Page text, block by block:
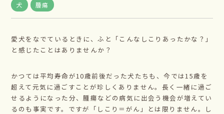
犬
腫瘍
愛犬をなでているときに、ふと「こんなしこりあったかな？」
と感じたことはありませんか？
かつては平均寿命が10歳前後だった犬たちも、今では15歳を
超えて元気に過ごすことが珍しくありません。長く一緒に過ご
せるようになった分、腫瘍などの病気に出会う機会が増えてい
るのも事実です。ですが「しこり＝がん」とは限りません。し